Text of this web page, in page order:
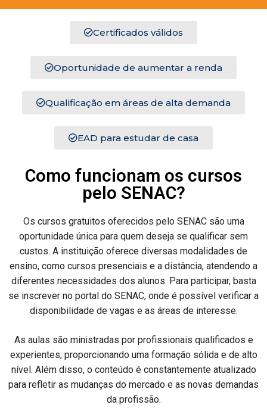
Certificados válidos
Oportunidade de aumentar a renda
Qualificação em áreas de alta demanda
EAD para estudar de casa
Como funcionam os cursos
pelo SENAC?
Os cursos gratuitos oferecidos pelo SENAC são uma
oportunidade única para quem deseja se qualificar sem
custos. A instituição oferece diversas modalidades de
ensino, como cursos presenciais e a distância, atendendo a
diferentes necessidades dos alunos. Para participar, basta
se inscrever no portal do SENAC, onde é possível verificar a
disponibilidade de vagas e as áreas de interesse.
As aulas são ministradas por profissionais qualificados e
experientes, proporcionando uma formação sólida e de alto
nível. Além disso, o conteúdo é constantemente atualizado
para refletir as mudanças do mercado e as novas demandas
da profissão.